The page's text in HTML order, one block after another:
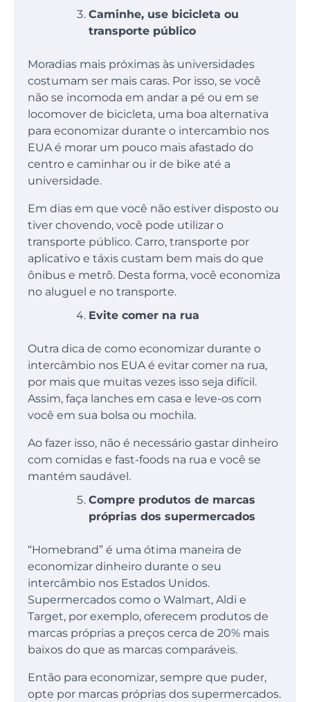
Caminhe, use bicicleta ou
transporte público
Moradias mais próximas às universidades
costumam ser mais caras. Por isso, se você
não se incomoda em andar a pé ou em se
locomover de bicicleta, uma boa alternativa
para economizar durante o intercambio nos
EUA é morar um pouco mais afastado do
centro e caminhar ou ir de bike até a
universidade.
Em dias em que você não estiver disposto ou
tiver chovendo, você pode utilizar o
transporte público. Carro, transporte por
aplicativo e táxis custam bem mais do que
ônibus e metrô. Desta forma, você economiza
no aluguel e no transporte.
Evite comer na rua
Outra dica de como economizar durante o
intercâmbio nos EUA é evitar comer na rua,
por mais que muitas vezes isso seja difícil.
Assim, faça lanches em casa e leve-os com
você em sua bolsa ou mochila.
Ao fazer isso, não é necessário gastar dinheiro
com comidas e fast-foods na rua e você se
mantém saudável.
Compre produtos de marcas
próprias dos supermercados
“Homebrand” é uma ótima maneira de
economizar dinheiro durante o seu
intercâmbio nos Estados Unidos.
Supermercados como o Walmart, Aldi e
Target, por exemplo, oferecem produtos de
marcas próprias a preços cerca de 20% mais
baixos do que as marcas comparáveis.
Então para economizar, sempre que puder,
opte por marcas próprias dos supermercados.